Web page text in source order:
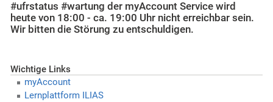
#ufrstatus #wartung der myAccount Service wird
heute von 18:00 - ca. 19:00 Uhr nicht erreichbar sein.
Wir bitten die Störung zu entschuldigen.
Wichtige Links
myAccount
Lernplattform ILIAS